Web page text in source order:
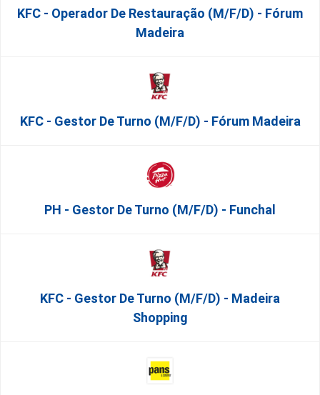
KFC - Operador De Restauração (m/f/d) - Fórum
Madeira
KFC - Gestor De Turno (m/f/d) - Fórum Madeira
PH - Gestor De Turno (m/f/d) - Funchal
KFC - Gestor De Turno (m/f/d) - Madeira
Shopping